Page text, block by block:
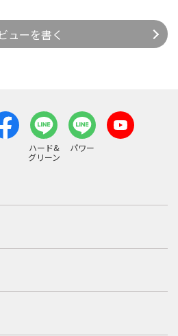
ューを書く
ハード&
グリーン
パワー